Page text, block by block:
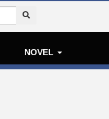
NOVEL